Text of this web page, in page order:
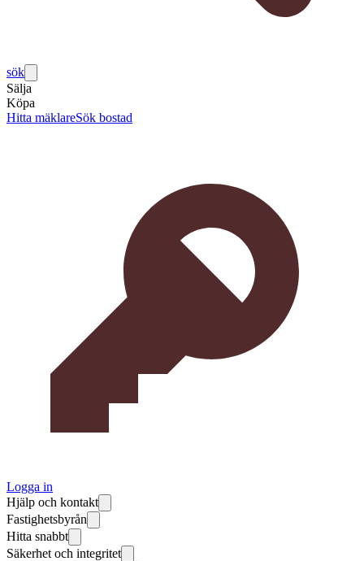
sök
Sälja
Köpa
Hitta mäklareSök bostad
Logga in
Hjälp och kontakt
Fastighetsbyrån
Hitta snabbt
Säkerhet och integritet